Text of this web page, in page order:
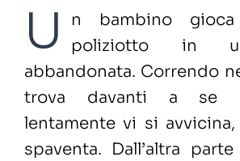
U
n bambino
poliziotto in
abbandonata. Correndo
trova davanti a se
lentamente vi si
spaventa. Dall’altra